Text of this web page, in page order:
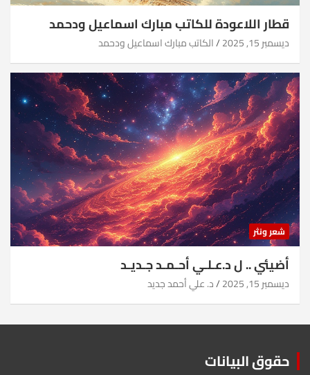
قطار اللاعودة للكاتب مبارك اسماعيل ودحمد
ديسمبر 15, 2025 الكاتب مبارك اسماعيل ودحمد
شعر ونثر
أضيئي .. ل د.عـلـي أحـمـد جـديـد
ديسمبر 15, 2025 د. علي أحمد جديد
حقوق البيانات